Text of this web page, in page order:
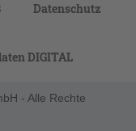
Datenschutz
DIGITAL
- Alle Rechte